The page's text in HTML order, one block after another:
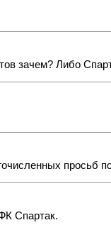
зачем? Либо
просьб
Спартак.